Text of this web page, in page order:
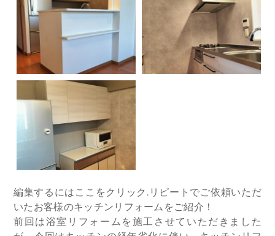
編集するにはここをクリック.​リピートでご依頼いただ
いたお客様のキッチンリフォームをご紹介！
前回は浴室リフォームを施工させていただきました